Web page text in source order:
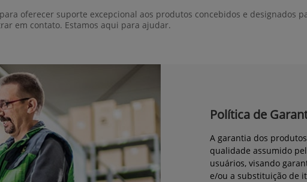
oferecer suporte excepcional aos produtos concebidos e designados
em contato. Estamos aqui para ajudar.
Política de
A garantia dos
qualidade assumido
usuários, visando
e/ou a substituição de